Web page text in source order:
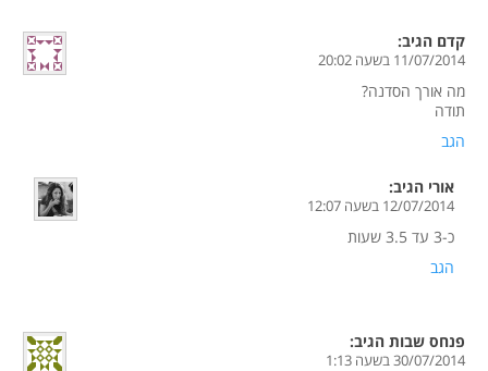
קדם הגיב:
11/07/2014 בשעה 20:02
מה אורך הסדנה?
תודה
הגב
אורי הגיב:
12/07/2014 בשעה 12:07
כ-3 עד 3.5 שעות
הגב
פנחס שבות הגיב:
30/07/2014 בשעה 1:13